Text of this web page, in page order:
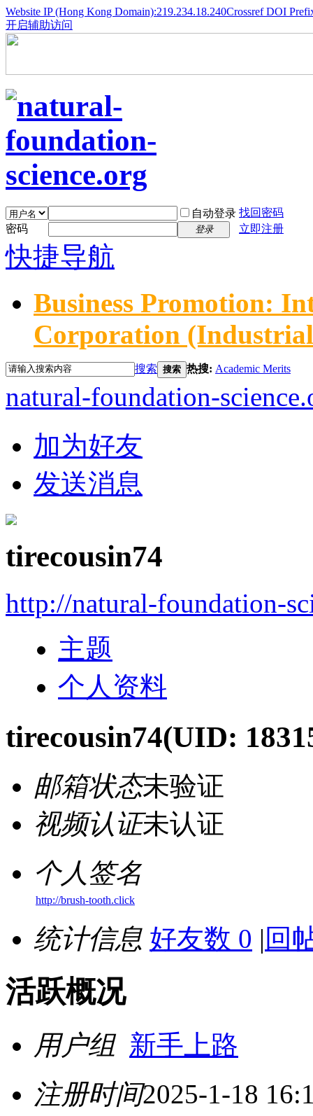
Website IP (Hong Kong Domain):219.234.18.240Crossref DOI
开启辅助访问
自动登录 找回密码
密码
登录 立即注册
快捷导航
Business Promotion:
Corporation
搜索 搜索 热搜: Academic Merits
natural-foundation-
加为好友
发送消息
tirecousin74
http://natural-foundation-
主题
个人资料
tirecousin74(UID:
邮箱状态未验证
视频认证未认证
个人签名
http://brush-tooth.click
统计信息 好友数 0 | 回
活跃概况
用户组 新手上路
注册时间2025-1-18